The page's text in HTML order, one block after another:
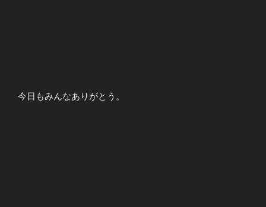
今日もみんなありがとう。